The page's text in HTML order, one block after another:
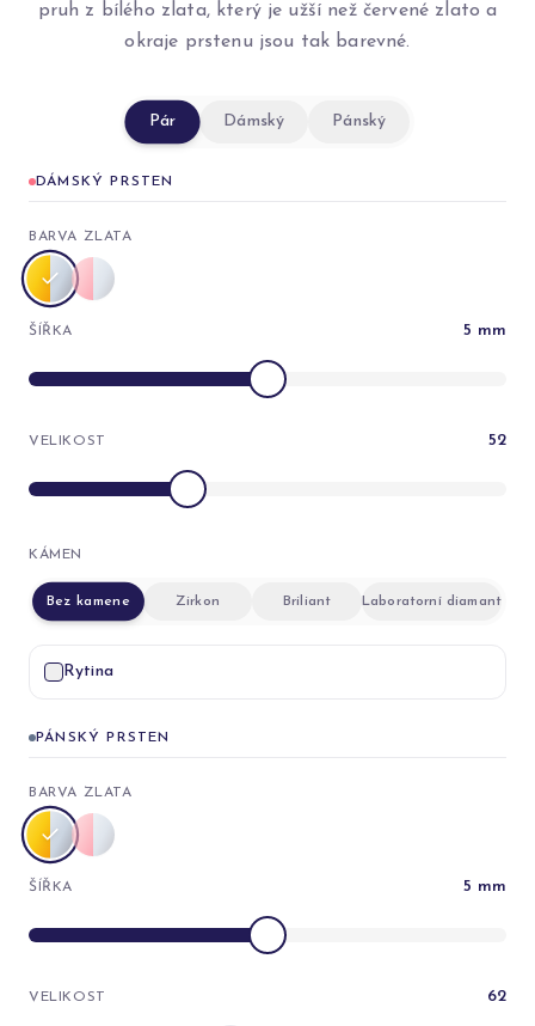
pruh z bílého zlata, který je užší než červené zlato a
okraje prstenu jsou tak barevné.
Pár Dámský Pánský
DÁMSKÝ PRSTEN
BARVA ZLATA
ŠÍŘKA 5 mm
VELIKOST 52
KÁMEN
Bez kamene Zirkon Briliant Laboratorní diamant
Rytina
PÁNSKÝ PRSTEN
BARVA ZLATA
ŠÍŘKA 5 mm
VELIKOST 62